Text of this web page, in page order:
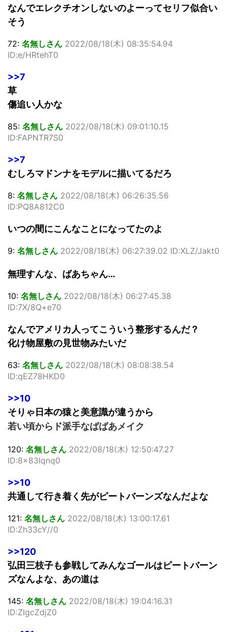
なんでエレクチオンしないのよーってセリフ似合い
そう
72: 名無しさん 2022/08/18(木) 08:35:54.94
ID:e/HRtehT0
>>7
草
傷追い人かな
85: 名無しさん 2022/08/18(木) 09:01:10.15
ID:FAPNTR7S0
>>7
むしろマドンナをモデルに描いてるだろ
8: 名無しさん 2022/08/18(木) 06:26:35.56
ID:PQ8A812C0
いつの間にこんなことになってたのよ
9: 名無しさん 2022/08/18(木) 06:27:39.02 ID:XLZ/Jakt0
無理すんな、ばあちゃん…
10: 名無しさん 2022/08/18(木) 06:27:45.38
ID:7X/8Q+e70
なんでアメリカ人ってこういう整形するんだ？
化け物屋敷の見世物みたいだ
63: 名無しさん 2022/08/18(木) 08:08:38.54
ID:qEZ78HKD0
>>10
そりゃ日本の猿と美意識が違うから
若い頃からド派手なばばあメイク
120: 名無しさん 2022/08/18(木) 12:50:47.27
ID:8x83Iqnq0
>>10
共通して行き着く先がピートバーンズなんだよな
121: 名無しさん 2022/08/18(木) 13:00:17.61
ID:Zh33cY//0
>>120
弘田三枝子も参戦してみんなゴールはピートバーン
ズなんよな、あの道は
145: 名無しさん 2022/08/18(木) 19:04:16.31
ID:ZIgcZdjZ0